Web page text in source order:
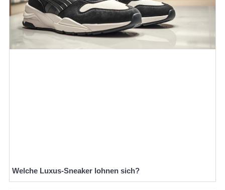
Welche Luxus-Sneaker lohnen sich?